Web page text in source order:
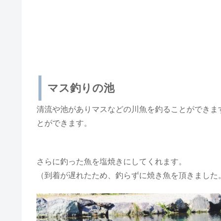
マス釣りの池
清流や池がありマスなどの川魚を釣ることができ
とができます。
さらに釣った魚を塩焼きにしてくれます。
（到着が遅れたため、釣らずに焼き魚を頂きました